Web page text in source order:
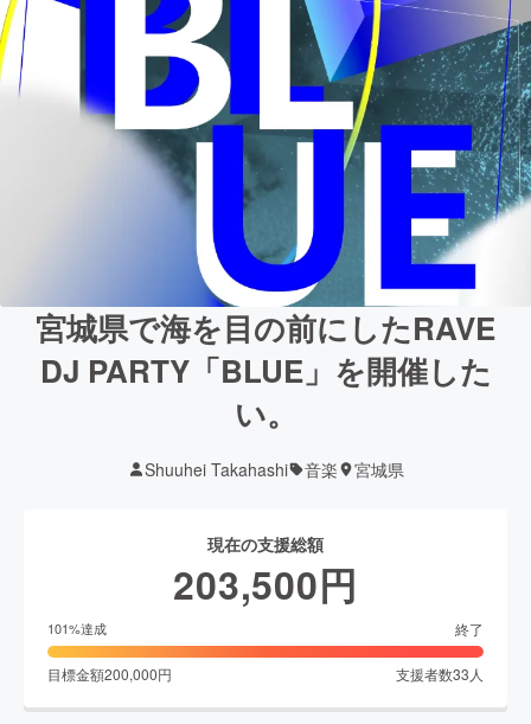
宮城県で海を目の前にしたRAVE
DJ PARTY「BLUE」を開催した
い。
Shuuhei Takahashi 音楽 宮城県
現在の支援総額
203,500円
101%達成 終了
目標金額200,000円 支援者数33 人